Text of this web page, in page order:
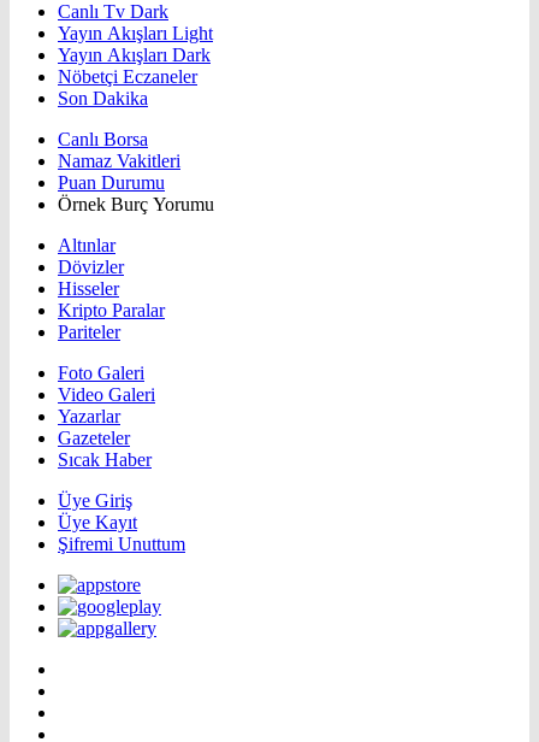
Canlı Tv Dark
Yayın Akışları Light
Yayın Akışları Dark
Nöbetçi Eczaneler
Son Dakika
Canlı Borsa
Namaz Vakitleri
Puan Durumu
Örnek Burç Yorumu
Altınlar
Dövizler
Hisseler
Kripto Paralar
Pariteler
Foto Galeri
Video Galeri
Yazarlar
Gazeteler
Sıcak Haber
Üye Giriş
Üye Kayıt
Şifremi Unuttum